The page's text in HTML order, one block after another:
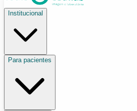
Institucional
Para pacientes